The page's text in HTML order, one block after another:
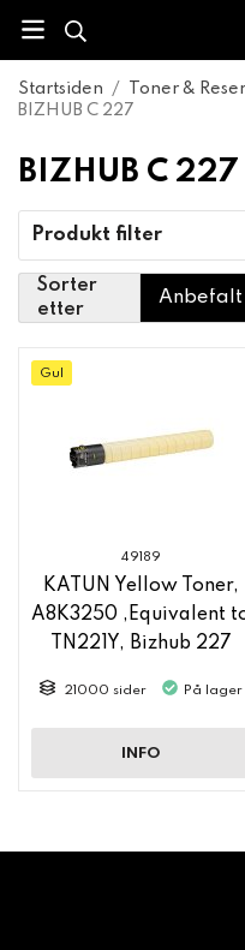
Startsiden / Toner &
BIZHUB C 227
BIZHUB C 227
Produkt filter
Sorter
etter
Gul
49189
KATUN Yellow Toner,
A8K3250 ,Equivalent
TN221Y, Bizhub 227
21000 sider På lager
INFO